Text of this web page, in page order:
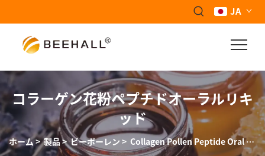
JA
コラーゲン花粉ペプチドオーラルリキ
ッド
ホーム>製品>ビーポーレン > Collagen Pollen Peptide Oral Liquid